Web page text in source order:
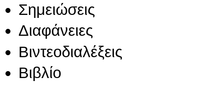
Σημειώσεις
Διαφάνειες
Βιντεοδιαλέξεις
Βιβλίο